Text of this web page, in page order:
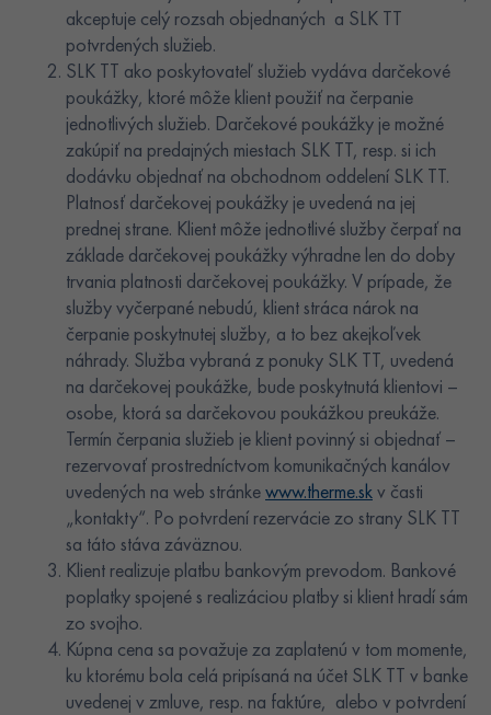
akceptuje celý rozsah objednaných a SLK TT
potvrdených služieb.
SLK TT ako poskytovateľ služieb vydáva darčekové
poukážky, ktoré môže klient použiť na čerpanie
jednotlivých služieb. Darčekové poukážky je možné
zakúpiť na predajných miestach SLK TT, resp. si ich
dodávku objednať na obchodnom oddelení SLK TT.
Platnosť darčekovej poukážky je uvedená na jej
prednej strane. Klient môže jednotlivé služby čerpať na
základe darčekovej poukážky výhradne len do doby
trvania platnosti darčekovej poukážky. V prípade, že
služby vyčerpané nebudú, klient stráca nárok na
čerpanie poskytnutej služby, a to bez akejkoľvek
náhrady. Služba vybraná z ponuky SLK TT, uvedená
na darčekovej poukážke, bude poskytnutá klientovi –
osobe, ktorá sa darčekovou poukážkou preukáže.
Termín čerpania služieb je klient povinný si objednať –
rezervovať prostredníctvom komunikačných kanálov
uvedených na web stránkewww.therme.skv časti
„kontakty“. Po potvrdení rezervácie zo strany SLK TT
sa táto stáva záväznou.
Klient realizuje platbu bankovým prevodom. Bankové
poplatky spojené s realizáciou platby si klient hradí sám
zo svojho.
Kúpna cena sa považuje za zaplatenú v tom momente,
ku ktorému bola celá pripísaná na účet SLK TT v banke
uvedenej v zmluve, resp. na faktúre, alebo v potvrdení